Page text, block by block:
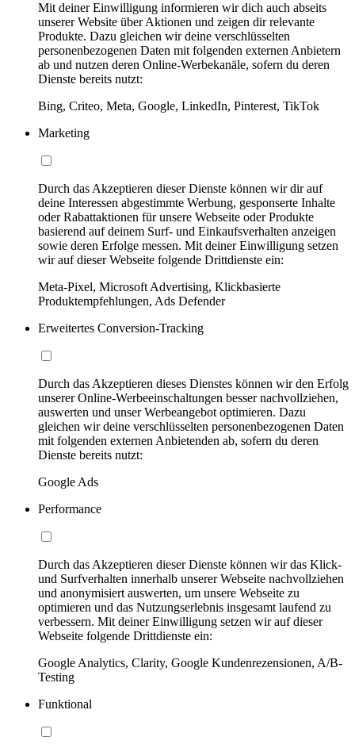
Mit deiner Einwilligung informieren wir dich auch abseits
unserer Website über Aktionen und zeigen dir relevante
Produkte. Dazu gleichen wir deine verschlüsselten
personenbezogenen Daten mit folgenden externen Anbietern
ab und nutzen deren Online-Werbekanäle, sofern du deren
Dienste bereits nutzt:
Bing, Criteo, Meta, Google, LinkedIn, Pinterest, TikTok
Marketing
Durch das Akzeptieren dieser Dienste können wir dir auf
deine Interessen abgestimmte Werbung, gesponserte Inhalte
oder Rabattaktionen für unsere Webseite oder Produkte
basierend auf deinem Surf- und Einkaufsverhalten anzeigen
sowie deren Erfolge messen. Mit deiner Einwilligung setzen
wir auf dieser Webseite folgende Drittdienste ein:
Meta-Pixel, Microsoft Advertising, Klickbasierte
Produktempfehlungen, Ads Defender
Erweitertes Conversion-Tracking
Durch das Akzeptieren dieses Dienstes können wir den Erfolg
unserer Online-Werbeeinschaltungen besser nachvollziehen,
auswerten und unser Werbeangebot optimieren. Dazu
gleichen wir deine verschlüsselten personenbezogenen Daten
mit folgenden externen Anbietenden ab, sofern du deren
Dienste bereits nutzt:
Google Ads
Performance
Durch das Akzeptieren dieser Dienste können wir das Klick-
und Surfverhalten innerhalb unserer Webseite nachvollziehen
und anonymisiert auswerten, um unsere Webseite zu
optimieren und das Nutzungserlebnis insgesamt laufend zu
verbessern. Mit deiner Einwilligung setzen wir auf dieser
Webseite folgende Drittdienste ein:
Google Analytics, Clarity, Google Kundenrezensionen, A/B-
Testing
Funktional